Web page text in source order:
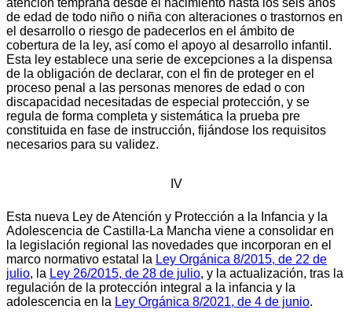
de edad de todo niño o niña con alteraciones o trastornos en
el desarrollo o riesgo de padecerlos en el ámbito de
cobertura de la ley, así como el apoyo al desarrollo infantil.
Esta ley establece una serie de excepciones a la dispensa
de la obligación de declarar, con el fin de proteger en el
proceso penal a las personas menores de edad o con
discapacidad necesitadas de especial protección, y se
regula de forma completa y sistemática la prueba pre
constituida en fase de instrucción, fijándose los requisitos
necesarios para su validez.
IV
Esta nueva Ley de Atención y Protección a la Infancia y la
Adolescencia de Castilla-La Mancha viene a consolidar en
la legislación regional las novedades que incorporan en el
marco normativo estatal la Ley Orgánica 8/2015, de 22 de
julio, la Ley 26/2015, de 28 de julio, y la actualización, tras la
regulación de la protección integral a la infancia y la
adolescencia en la Ley Orgánica 8/2021, de 4 de junio.